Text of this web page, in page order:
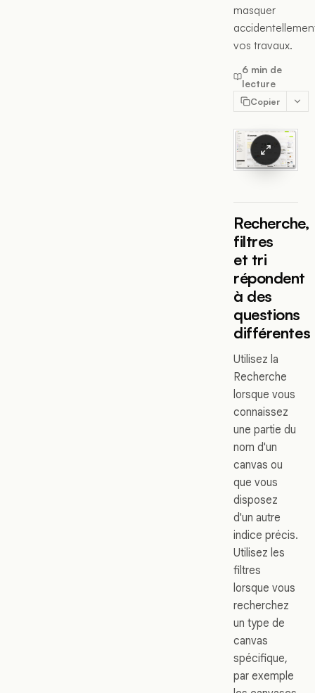
masquer
vos travaux.
6 min de
lecture
Copier
Recherche,
filtres
et tri
répondent
à des
questions
différentes
Utilisez la
Recherche
lorsque vous
connaissez
une partie du
nom d'un
canvas ou
que vous
disposez
d'un autre
indice précis.
Utilisez les
filtres
lorsque vous
recherchez
un type de
canvas
spécifique,
par exemple